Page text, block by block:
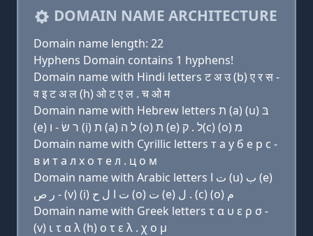
DOMAIN NAME ARCHITECTURE
Domain name length: 22
Hyphens Domain contains 1 hyphens!
Domain name with Hindi letters ट अ उ (b) ए र स -
व इ ट अ ल (h) ओ ट ए ल . च ओ म
Domain name with Hebrew letters ת (a) (u) בּ
(e) ר שׂ - ו (i) ת (a) ל ה (ο) ת (e) ל . ק(c) (ο) מ
Domain name with Cyrillic letters т a у б e р с -
в и т a л х о т e л . ц о м
Domain name with Arabic letters ﺕ ﺍ (u) ﺏ (e)
ﺭ ﺹ - (v) (i) ﺕ ﺍ ﻝ ﺡ (o) ﺕ (e) ﻝ . (c) (o) ﻡ
Domain name with Greek letters τ α υ ε ρ σ -
(v) ι τ α λ (h) ο τ ε λ . χ ο μ